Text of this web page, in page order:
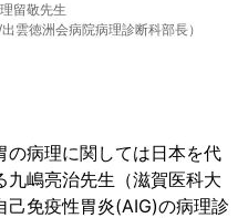
留敬先生
雲徳洲会病院病理診断科部長）
の病理に関しては日本を代
嶋亮治先生（滋賀医科大
己免疫性胃炎(AIG)の病理診